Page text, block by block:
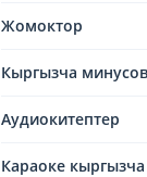
Жомоктор
Кыргызча
Аудиокитептер
Караоке кыргызча